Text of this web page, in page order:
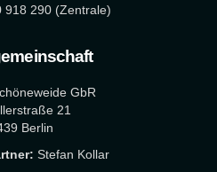
918 290 (Zentrale)
GbR
21
Berlin
Stefan Kollar